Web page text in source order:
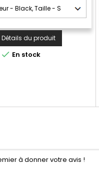
Détails du produit
 En stock
à donner votre avis !